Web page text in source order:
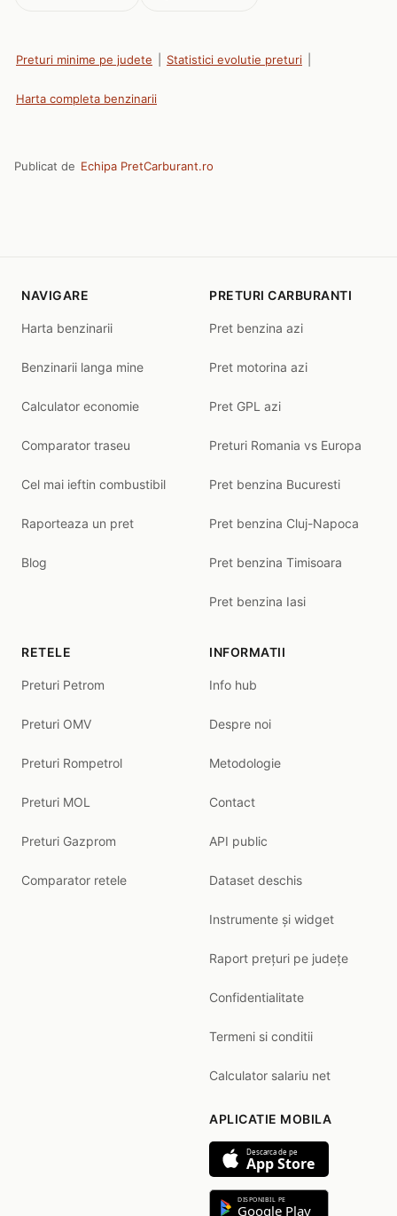
Preturi minime pe judete Statistici evolutie preturi
Harta completa benzinarii
Publicat de Echipa PretCarburant.ro
NAVIGARE
Harta benzinarii
Benzinarii langa mine
Calculator economie
Comparator traseu
Cel mai ieftin combustibil
Raporteaza un pret
Blog
PRETURI CARBURANTI
Pret benzina azi
Pret motorina azi
Pret GPL azi
Preturi Romania vs Europa
Pret benzina Bucuresti
Pret benzina Cluj-Napoca
Pret benzina Timisoara
Pret benzina Iasi
RETELE
Preturi Petrom
Preturi OMV
Preturi Rompetrol
Preturi MOL
Preturi Gazprom
Comparator retele
INFORMATII
Info hub
Despre noi
Metodologie
Contact
API public
Dataset deschis
Instrumente și widget
Raport prețuri pe județe
Confidentialitate
Termeni si conditii
Calculator salariu net
APLICATIE MOBILA
Descarca de pe
App Store
DISPONIBIL PE
Google Play